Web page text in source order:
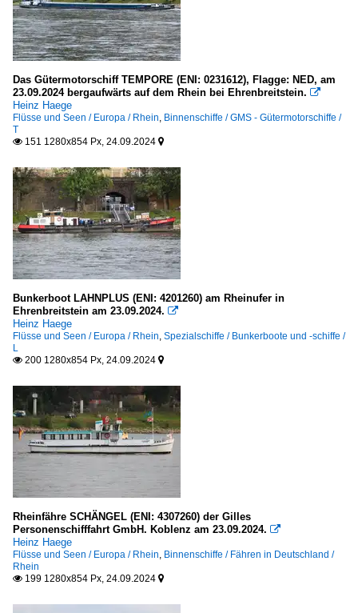
Das Gütermotorschiff TEMPORE (ENI: 0231612), Flagge: NED, am
23.09.2024 bergaufwärts auf dem Rhein bei Ehrenbreitstein. 
Heinz Haege
Flüsse und Seen / Europa / Rhein, Binnenschiffe / GMS - Gütermotorschiffe /
T
 151 1280x854 Px, 24.09.2024 
Bunkerboot LAHNPLUS (ENI: 4201260) am Rheinufer in
Ehrenbreitstein am 23.09.2024. 
Heinz Haege
Flüsse und Seen / Europa / Rhein, Spezialschiffe / Bunkerboote und -schiffe /
L
 200 1280x854 Px, 24.09.2024 
Rheinfähre SCHÄNGEL (ENI: 4307260) der Gilles
Personenschifffahrt GmbH. Koblenz am 23.09.2024. 
Heinz Haege
Flüsse und Seen / Europa / Rhein, Binnenschiffe / Fähren in Deutschland /
Rhein
 199 1280x854 Px, 24.09.2024 